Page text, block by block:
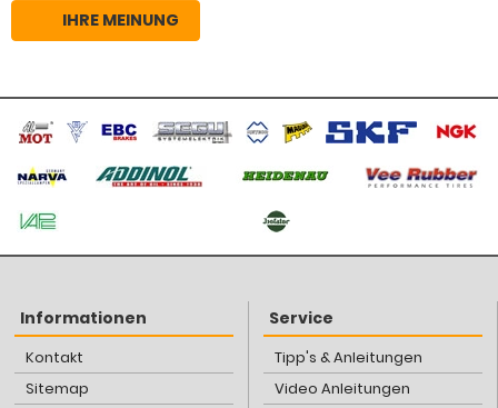
IHRE MEINUNG
Informationen
Kontakt
Sitemap
Service
Tipp's & Anleitungen
Video Anleitungen